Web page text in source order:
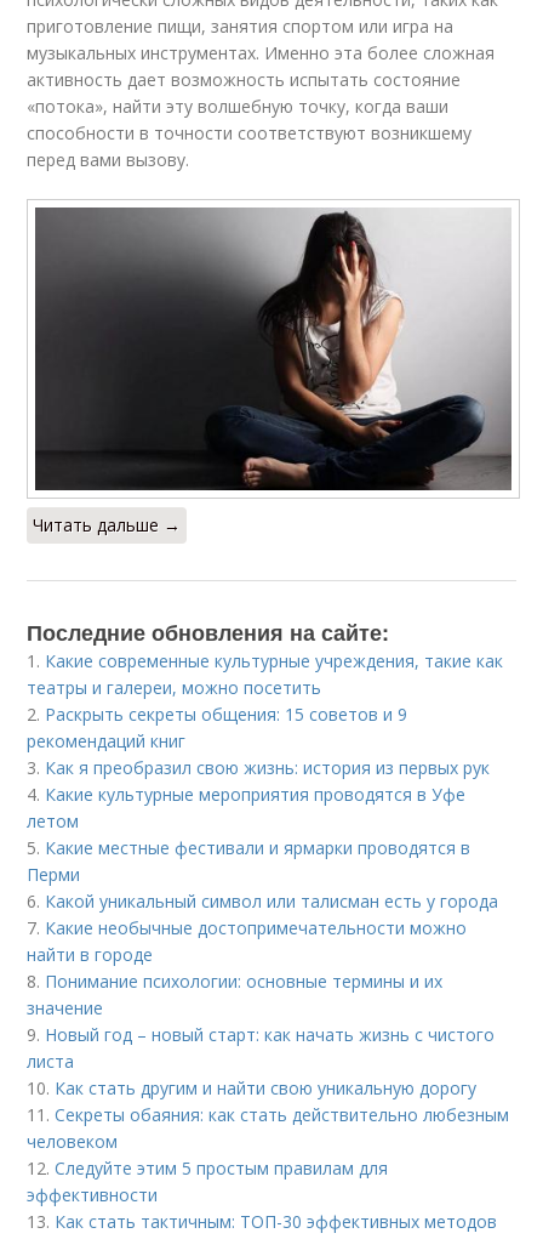
приготовление пищи, занятия спортом или игра на
музыкальных инструментах. Именно эта более сложная
активность дает возможность испытать состояние
«потока», найти эту волшебную точку, когда ваши
способности в точности соответствуют возникшему
перед вами вызову.
Читать дальше →
Последние обновления на сайте:
1. Какие современные культурные учреждения, такие как
театры и галереи, можно посетить
2. Раскрыть секреты общения: 15 советов и 9
рекомендаций книг
3. Как я преобразил свою жизнь: история из первых рук
4. Какие культурные мероприятия проводятся в Уфе
летом
5. Какие местные фестивали и ярмарки проводятся в
Перми
6. Какой уникальный символ или талисман есть у города
7. Какие необычные достопримечательности можно
найти в городе
8. Понимание психологии: основные термины и их
значение
9. Новый год – новый старт: как начать жизнь с чистого
листа
10. Как стать другим и найти свою уникальную дорогу
11.Секреты обаяния: как стать действительно любезным
человеком
12.Следуйте этим 5 простым правилам для
эффективности
13. Как стать тактичным: ТОП-30 эффективных методов